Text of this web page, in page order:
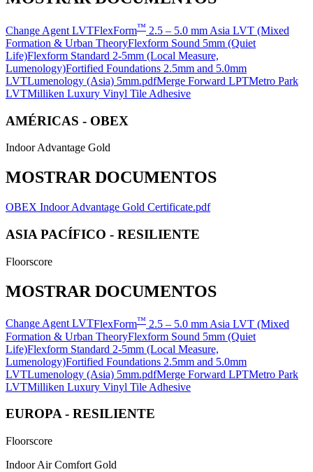
Change Agent LVTFlexForm™ 2.5 – 5.0 mm Asia LVT (Mixed
Formation & Urban TheoryFlexform Sound 5mm (Quiet
Life)Flexform Standard 2-5mm (Local Measure,
Lumenology)Fortified Foundations 2.5mm and 5.0mm
LVTLumenology (Asia) 5mm.pdfMerge Forward LPTMetro Park
LVTMilliken Luxury Vinyl Tile Adhesive
AMÉRICAS - OBEX
Indoor Advantage Gold
MOSTRAR DOCUMENTOS
OBEX Indoor Advantage Gold Certificate.pdf
ASIA PACÍFICO - RESILIENTE
Floorscore
MOSTRAR DOCUMENTOS
Change Agent LVTFlexForm™ 2.5 – 5.0 mm Asia LVT (Mixed
Formation & Urban TheoryFlexform Sound 5mm (Quiet
Life)Flexform Standard 2-5mm (Local Measure,
Lumenology)Fortified Foundations 2.5mm and 5.0mm
LVTLumenology (Asia) 5mm.pdfMerge Forward LPTMetro Park
LVTMilliken Luxury Vinyl Tile Adhesive
EUROPA - RESILIENTE
Floorscore
Indoor Air Comfort Gold